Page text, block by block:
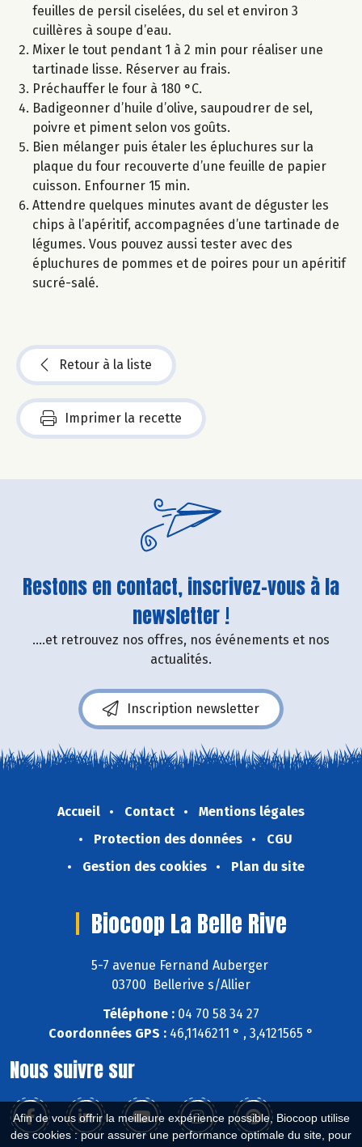
Afin de vous offrir la meilleure expérience possible, Biocoop utilise
des cookies : pour assurer une performance optimale du site, pour
feuilles de persil ciselées, du sel et environ 3
cuillères à soupe d’eau.
Mixer le tout pendant 1 à 2 min pour réaliser une
tartinade lisse. Réserver au frais.
Préchauffer le four à 180 °C.
Badigeonner d’huile d’olive, saupoudrer de sel,
poivre et piment selon vos goûts.
Bien mélanger puis étaler les épluchures sur la
plaque du four recouverte d’une feuille de papier
cuisson. Enfourner 15 min.
Attendre quelques minutes avant de déguster les
chips à l’apéritif, accompagnées d’une tartinade de
légumes. Vous pouvez aussi tester avec des
épluchures de pommes et de poires pour un apéritif
sucré-salé.
Retour à la liste
Imprimer la recette
Restons en contact, inscrivez-vous à la
newsletter !
....et retrouvez nos offres, nos événements et nos
actualités.
Inscription newsletter
Accueil Contact
Mentions légales
Protection des données
CGU
Gestion des cookies
Plan du site
Biocoop La Belle Rive
5-7 avenue Fernand Auberger
03700 Bellerive s/Allier
Téléphone : 04 70 58 34 27
Coordonnées GPS : 46,1146211 ° , 3,4121565 °
Nous suivre sur